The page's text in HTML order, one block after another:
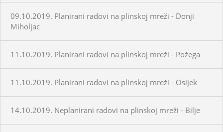
09.10.2019. Planirani radovi na plinskoj mreži - Donji
Miholjac
11.10.2019. Planirani radovi na plinskoj mreži - Požega
11.10.2019. Planirani radovi na plinskoj mreži - Osijek
14.10.2019. Neplanirani radovi na plinskoj mreži - Bilje